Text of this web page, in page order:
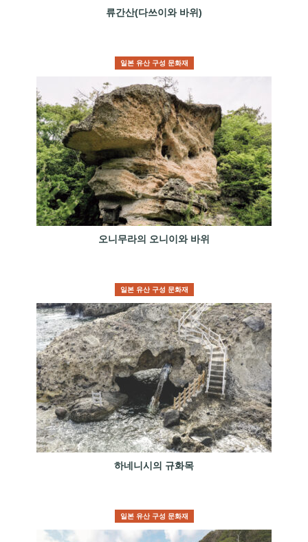
류간산(다쓰이와 바위)
일본 유산 구성 문화재
오니무라의 오니이와 바위
일본 유산 구성 문화재
하네니시의 규화목
일본 유산 구성 문화재